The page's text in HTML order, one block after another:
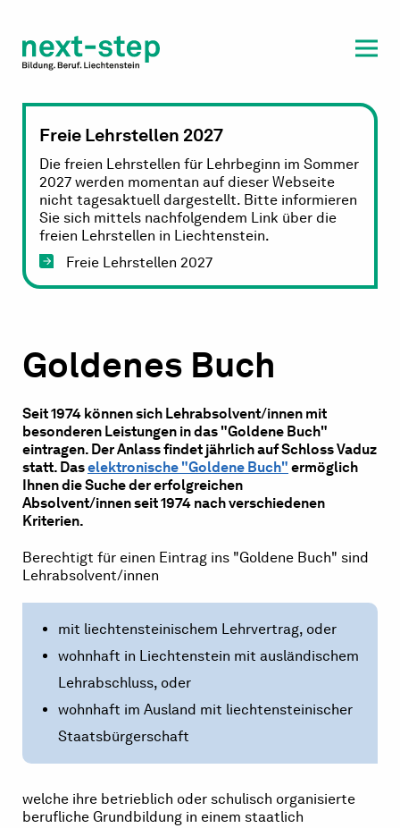
Beratung & Unterstützung
Freie Lehrstellen 2027
Die freien Lehrstellen für Lehrbeginn im Sommer
2027 werden momentan auf dieser Webseite
nicht tagesaktuell dargestellt. Bitte informieren
Sie sich mittels nachfolgendem Link über die
freien Lehrstellen in Liechtenstein.
Freie Lehrstellen 2027
Goldenes Buch
Seit 1974 können sich Lehrabsolvent/innen mit
besonderen Leistungen in das "Goldene Buch"
eintragen. Der Anlass findet jährlich auf Schloss Vaduz
statt. Daselektronische "Goldene Buch" ermöglich
Ihnen die Suche der erfolgreichen
Absolvent/innen seit 1974 nach verschiedenen
Kriterien.
Berechtigt für einen Eintrag ins "Goldene Buch" sind
Lehrabsolvent/innen
mit liechtensteinischem Lehrvertrag, oder
wohnhaft in Liechtenstein mit ausländischem
Lehrabschluss, oder
wohnhaft im Ausland mit liechtensteinischer
Staatsbürgerschaft
welche ihre betrieblich oder schulisch organisierte
berufliche Grundbildung in einem staatlich